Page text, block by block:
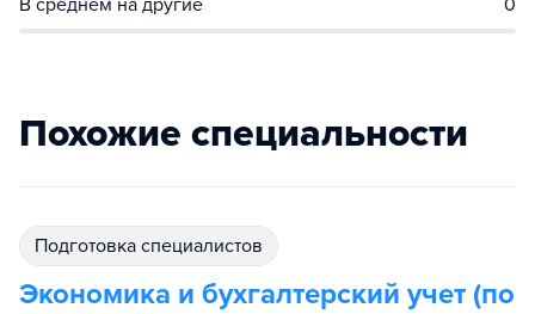
В среднем на другие 0
Похожие специальности
подготовка специалистов
Экономика и бухгалтерский учет (по